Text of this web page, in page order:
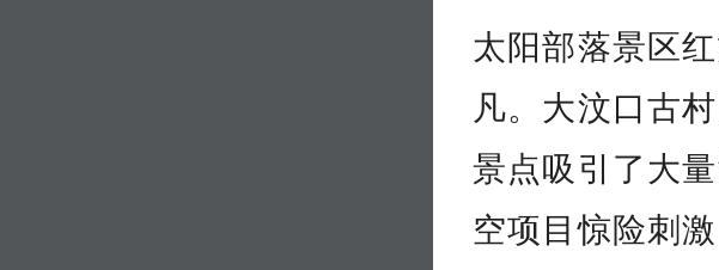
太阳部落景区
凡。大汶口古
景点吸引了大
空项目惊险刺